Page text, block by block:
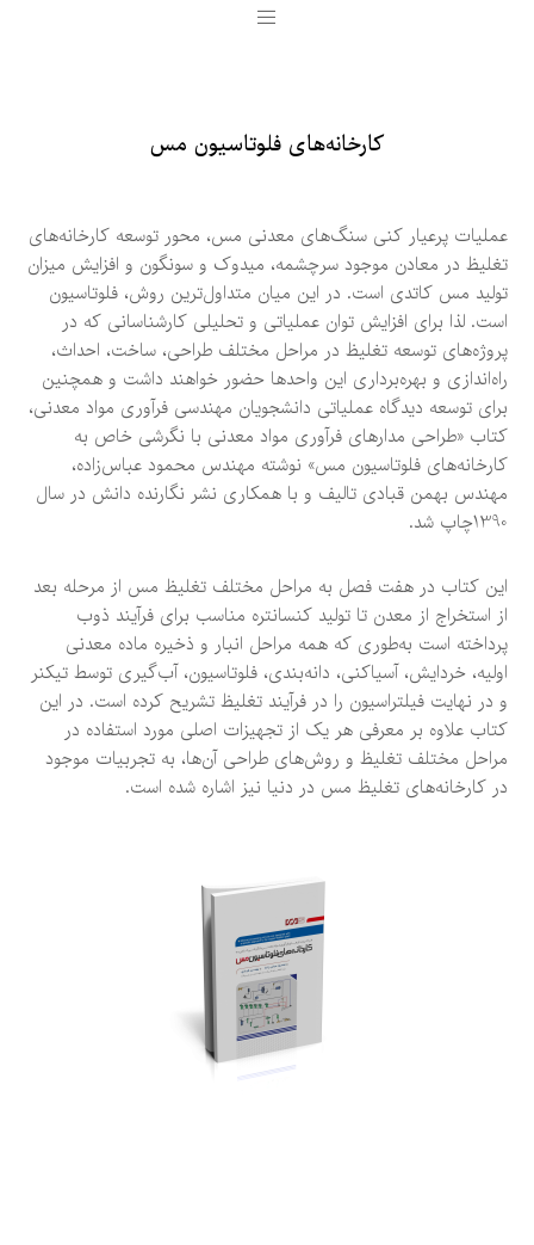
کارخانه‌های فلوتاسیون مس
عملیات پرعیار کنی سنگ‌های معدنی مس، محور توسعه کارخانه‌های
تغلیظ در معادن موجود سرچشمه، میدوک و سونگون و افزایش میزان
تولید مس کاتدی است. در این میان متداول‌ترین روش، فلوتاسیون
است. لذا برای افزایش توان عملیاتی و تحلیلی کارشناسانی که در
پروژه‌های توسعه تغلیظ در مراحل مختلف طراحی، ساخت، احداث،
راه‌اندازی و بهره‌برداری این واحدها حضور خواهند داشت و همچنین
برای توسعه دیدگاه عملیاتی دانشجویان مهندسی فرآوری مواد معدنی،
کتاب «طراحی مدارهای فرآوری مواد معدنی با نگرشی خاص به
کارخانه‌های فلوتاسیون مس» نوشته مهندس محمود عباس‌زاده،
مهندس بهمن قبادی تالیف و با همکاری نشر نگارنده دانش در سال
1390چاپ شد.
این کتاب در هفت فصل به مراحل مختلف تغلیظ مس از مرحله بعد
از استخراج از معدن تا تولید کنسانتره مناسب برای فرآیند ذوب
پرداخته است به‌طوری که همه مراحل انبار و ذخیره ماده معدنی
اولیه، خردایش، آسیاکنی، دانه‌بندی، فلوتاسیون، آب‌گیری توسط تیکنر
و در نهایت فیلتراسیون را در فرآیند تغلیظ تشریح کرده است. در این
کتاب علاوه بر معرفی هر یک از تجهیزات اصلی مورد استفاده در
مراحل مختلف تغلیظ و روش‌های طراحی آن‌ها، به تجربیات موجود
در کارخانه‌های تغلیظ مس در دنیا نیز اشاره شده است.